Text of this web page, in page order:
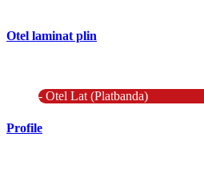
Otel laminat plin
- Otel Lat (Platbanda)
Profile